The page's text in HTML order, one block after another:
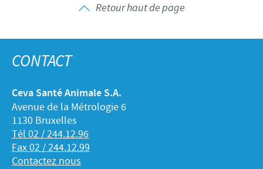
Retour haut de page
CONTACT
Ceva Santé Animale S.A.
Avenue de la Métrologie 6
1130 Bruxelles
Tél 02 / 244.12.96
Fax 02 / 244.12.99
Contactez nous